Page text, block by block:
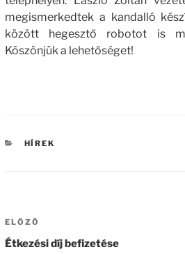
megismerkedtek a kandalló
között hegesztő robotot is
Köszönjük a lehetőséget!
KATEGÓRIÁK
HÍREK
Bejegyzés
navigáció
Korábbi
bejegyzés
ELŐZŐ
Étkezési díj befizetése